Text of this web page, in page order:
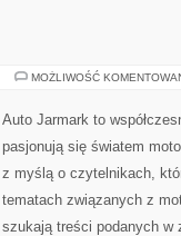
MOŻLIWOŚĆ
Auto Jarmark to
pasjonują się światem
z myślą o czytelnikach,
tematach związanych z
szukają treści podanych w